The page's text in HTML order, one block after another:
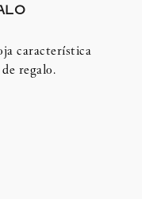
característica
regalo.